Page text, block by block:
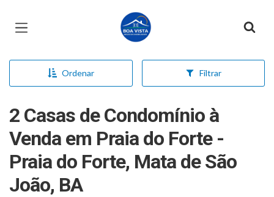
Página inicial
Ordenar Filtrar
2 Casas de Condomínio à
Venda em Praia do Forte -
Praia do Forte, Mata de São
João, BA